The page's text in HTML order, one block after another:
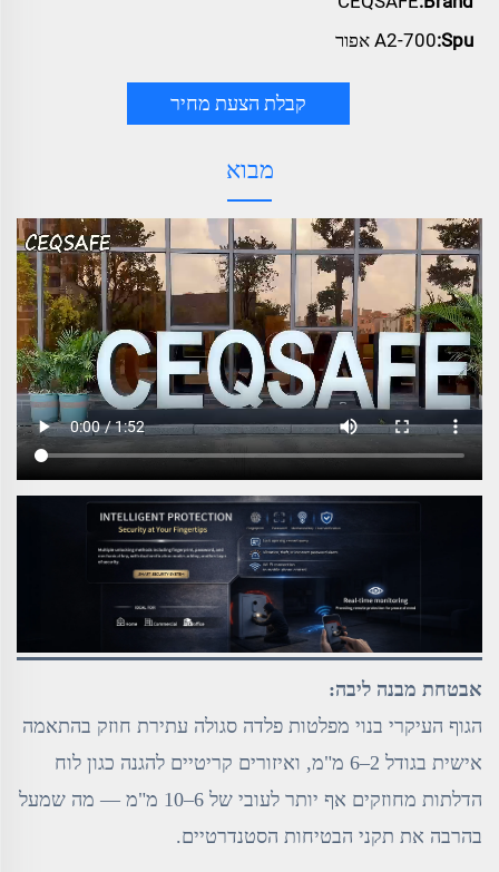
Spu: A2-700 אפור
קבלת הצעת מחיר
מבוא
אבטחת מבנה ליבה:
הגוף העיקרי בנוי מפלטות פלדה סגולה עתירת חוזק בהתאמה
אישית בגודל 2–6 מ"מ, ואיזורים קריטיים להגנה כגון לוח
הדלתות מחוזקים אף יותר לעובי של 6–10 מ"מ — מה שמעל
בהרבה את תקני הבטיחות הסטנדרטיים.